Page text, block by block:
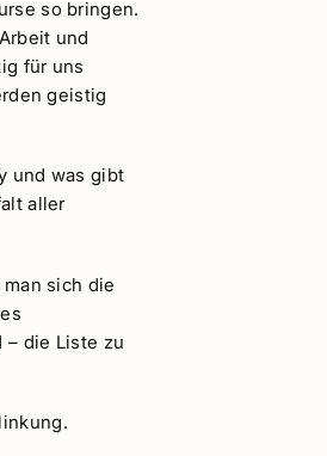
so bringen.
und
für uns
geistig
und was gibt
aller
sich die
– die Liste zu